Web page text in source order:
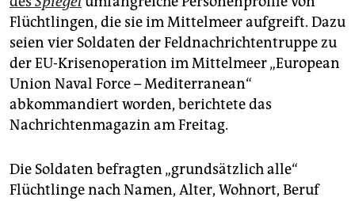
fragen & hilfe
unterstützen
abo
genossenschaft
epaper login
Flüchtlingen, die sie im Mittelmeer aufgreift. Dazu
seien vier Soldaten der Feldnachrichtentruppe zu
der EU-Krisenoperation im Mittelmeer „European
Union Naval Force – Mediterranean“
abkommandiert worden, berichtete das
Nachrichtenmagazin am Freitag.
Die Soldaten befragten „grundsätzlich alle“
Flüchtlinge nach Namen, Alter, Wohnort, Beruf